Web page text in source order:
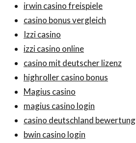
irwin casino freispiele
casino bonus vergleich
Izzi casino
izzi casino online
casino mit deutscher lizenz
highroller casino bonus
Magius casino
magius casino login
casino deutschland bewertung
bwin casino login